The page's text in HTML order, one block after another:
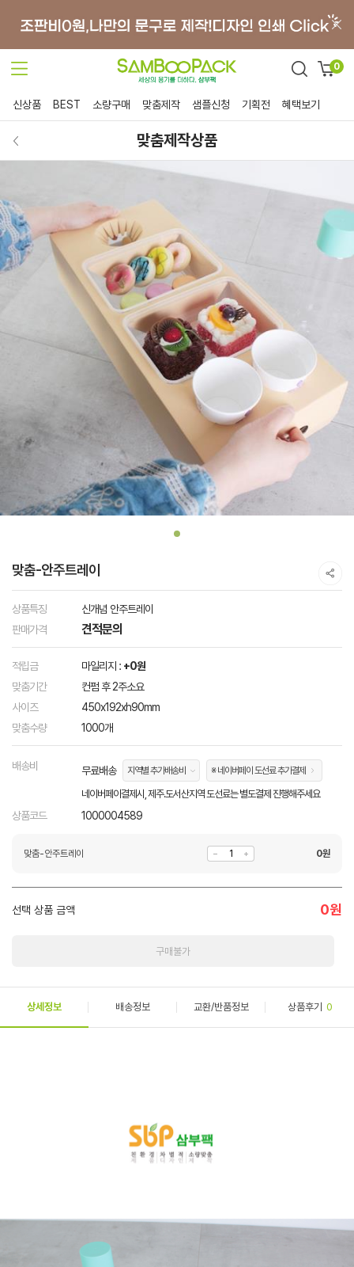
0
신상품 BEST 소량구매 맞춤제작 샘플신청 기획전 혜택보기
맞춤제작상품
맞춤-안주트레이
상품특징
신개념 안주트레이
판매가격
견적문의
적립금 마일리지 : +0원
맞춤기간
컨펌 후 2주소요
사이즈
450x192xh90mm
맞춤수량
1000개
배송비 무료배송 지역별 추가배송비 ※ 네이버페이 도선료 추가결제
네이버페이결제시, 제주.도서산지역 도선료는 별도결제 진행해주세요
상품코드 1000004589
맞춤-안주트레이 0원
선택 상품 금액 0원
구매불가
상세정보 배송정보 교환/반품정보 상품후기 0